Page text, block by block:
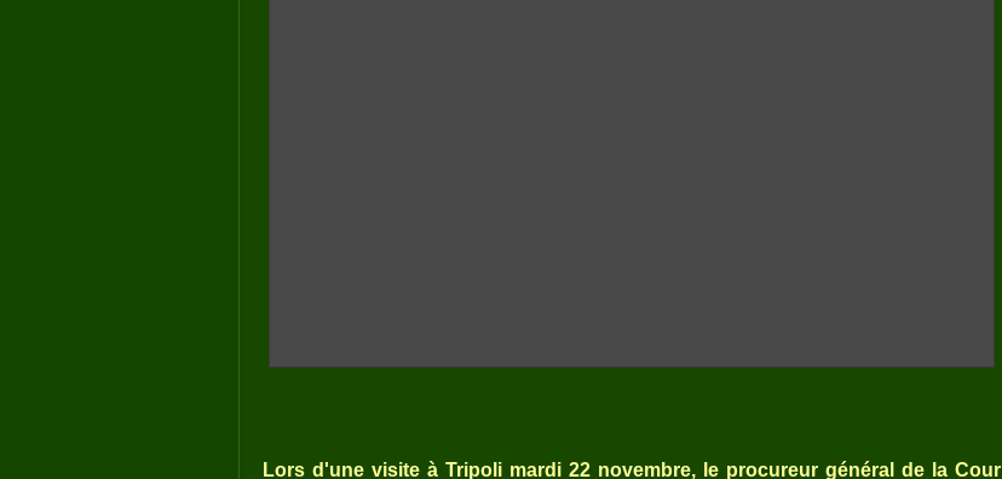
Lors d'une visite à Tripoli mardi 22 novembre, le procureur général de la Cour